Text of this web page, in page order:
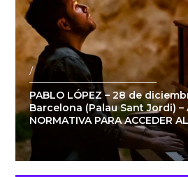
/
PABLO LÓPEZ – 28 de
Barcelona (Palau Sant Jordi) –
NORMATIVA PARA ACCEDER